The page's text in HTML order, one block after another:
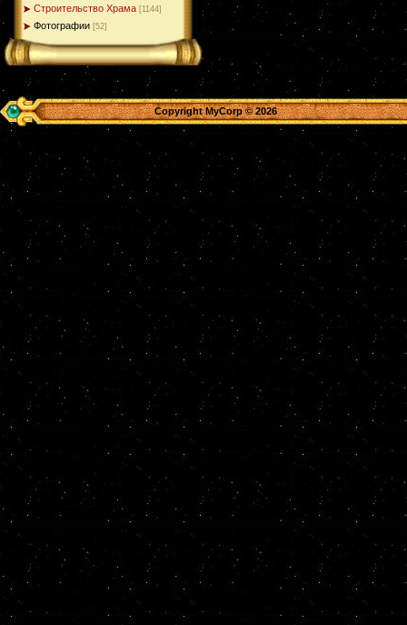
Строительство Храма [1144]
Фотографии [52]
Copyright MyCorp © 2026